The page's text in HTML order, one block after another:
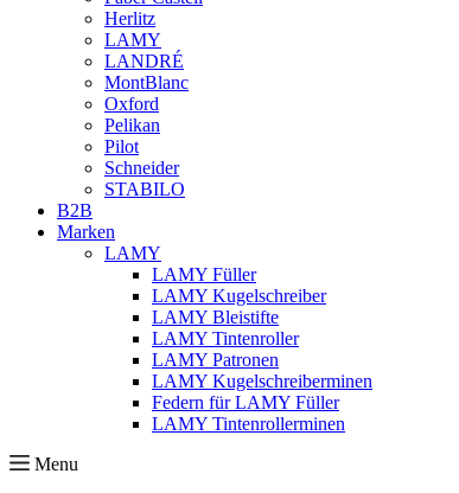
Herlitz
LAMY
LANDRÉ
MontBlanc
Oxford
Pelikan
Pilot
Schneider
STABILO
B2B
Marken
LAMY
LAMY Füller
LAMY Kugelschreiber
LAMY Bleistifte
LAMY Tintenroller
LAMY Patronen
LAMY Kugelschreiberminen
Federn für LAMY Füller
LAMY Tintenrollerminen
Menu